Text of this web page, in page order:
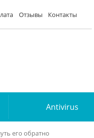
Отзывы Контакты
Antivirus
его обратно